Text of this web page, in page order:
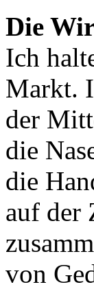
Die
Ich
Markt.
der
die
die
auf der
von